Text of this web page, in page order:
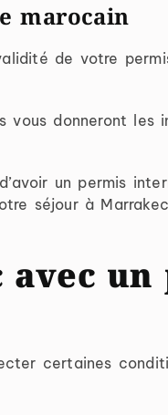
marocain
de votre
donneront les
un permis
séjour à
un
certaines